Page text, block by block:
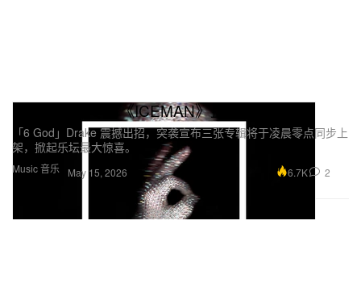
Music 音乐
Drake 全新专辑《ICEMAN》正式上线
「6 God」Drake 震撼出招，突袭宣布三张专辑将于凌晨零点同步上
架，掀起乐坛最大惊喜。
May 15, 2026 6.7K 2